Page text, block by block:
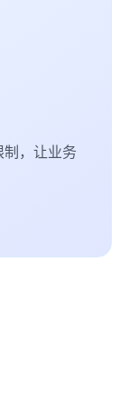
，让业务